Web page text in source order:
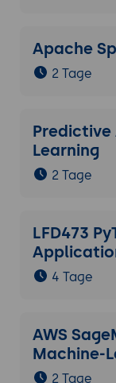
Apache
2 Tage
Predictive
Learning
2 Tage
LFD473
4 Tage
AWS
Machine-
2 Tage